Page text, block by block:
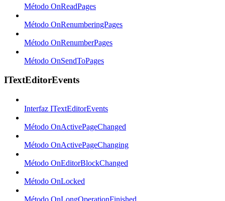
Método OnReadPages
Método OnRenumberingPages
Método OnRenumberPages
Método OnSendToPages
ITextEditorEvents
Interfaz ITextEditorEvents
Método OnActivePageChanged
Método OnActivePageChanging
Método OnEditorBlockChanged
Método OnLocked